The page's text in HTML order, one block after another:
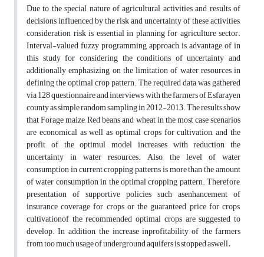
Due to the special nature of agricultural activities and results of
decisions influenced by the risk and uncertainty of these activities,
consideration risk is essential in planning for agriculture sector.
Interval-valued fuzzy programming approach is advantage of in
this study for considering the conditions of uncertainty and
additionally emphasizing on the limitation of water resources in
defining the optimal crop pattern. The required data was gathered
via 128 questionnaire and interviews with the farmers of Esfarayen
county as simple random sampling in 2012-2013. The results show
that Forage maize, Red beans and wheat in the most case scenarios
are economical as well as optimal crops for cultivation, and the
profit of the optimul model increases with reduction the
uncertainty in water resources. Also, the level of water
consumption in current cropping patterns is more than the amount
of water consumption in the optimal cropping pattern. Therefore,
presentation of supportive policies such asenhancement of
insurance coverage for crops or the guaranteed price for crops,
cultivationof the recommended optimal crops are suggested to
develop. In addition, the increase inprofitability of the farmers
from too much usage of underground aquifers is stopped aswell.